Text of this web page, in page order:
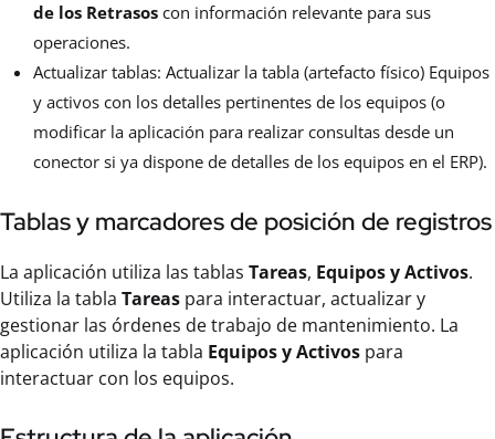
de los Retrasos con información relevante para sus
operaciones.
Actualizar tablas: Actualizar la tabla (artefacto físico) Equipos
y activos con los detalles pertinentes de los equipos (o
modificar la aplicación para realizar consultas desde un
conector si ya dispone de detalles de los equipos en el ERP).
Tablas y marcadores de posición de registros
La aplicación utiliza las tablas Tareas, Equipos y Activos.
Utiliza la tabla Tareas para interactuar, actualizar y
gestionar las órdenes de trabajo de mantenimiento. La
aplicación utiliza la tabla Equipos y Activos para
interactuar con los equipos.